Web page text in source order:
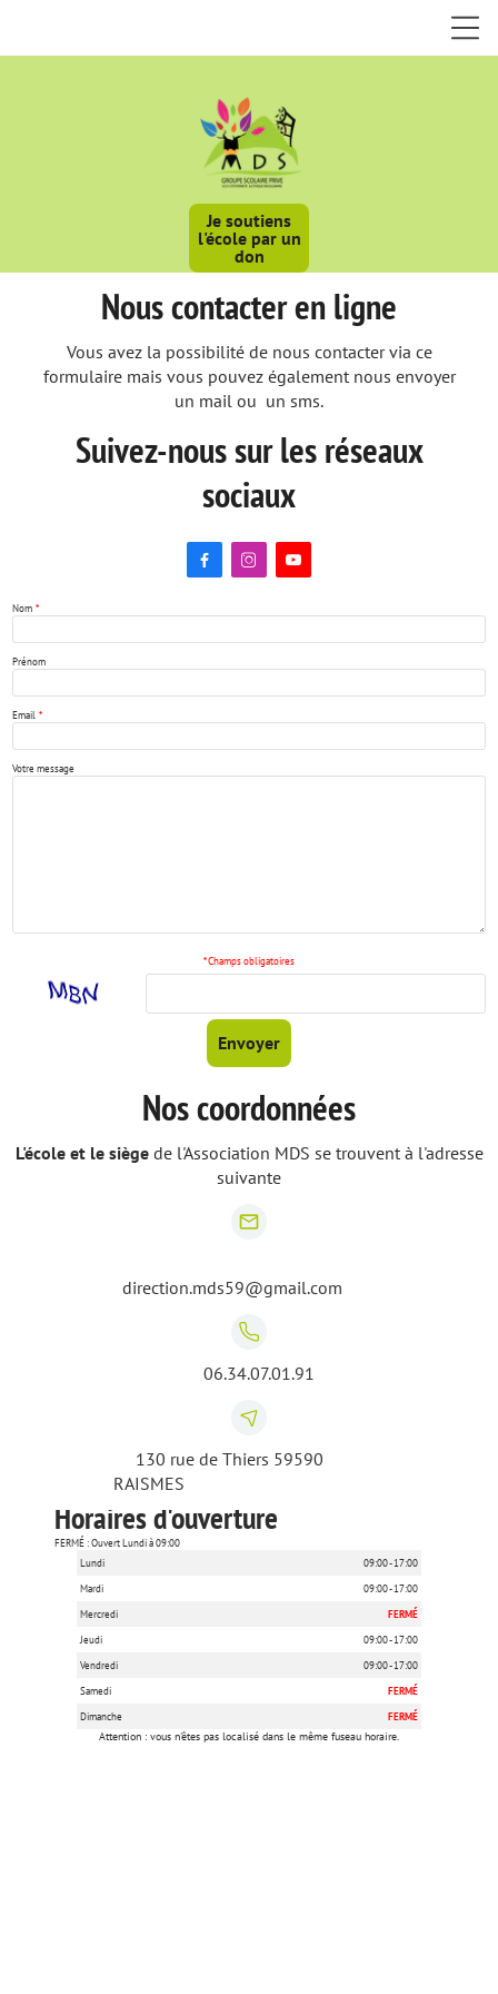
Je soutiens
l'école par un
don
Nous contacter en ligne
Vous avez la possibilité de nous contacter via ce
formulaire mais vous pouvez également nous envoyer
un mail ou un sms.
Suivez-nous sur les réseaux
sociaux
  
Nom *
Prénom
Email *
Votre message
* Champs obligatoires
Envoyer
Nos coordonnées
L'école et le siègede l'Association MDS se trouvent à l'adresse
suivante
mail_outline
direction.mds59@gmail.com
06.34.07.01.91
130 rue de Thiers 59590
RAISMES
Horaires d'ouverture
FERMÉ : Ouvert Lundi à 09:00
Lundi
09:00 - 17:00
Mardi 09:00 - 17:00
Mercredi FERMÉ
Jeudi 09:00 - 17:00
Vendredi 09:00 - 17:00
Samedi FERMÉ
Dimanche FERMÉ
Attention : vous n'êtes pas localisé dans le même fuseau horaire.